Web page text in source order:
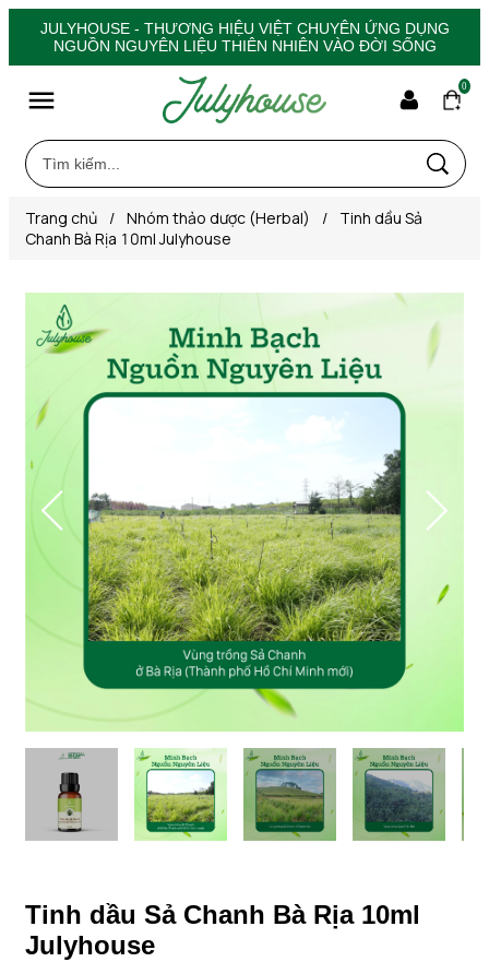
JULYHOUSE - THƯƠNG HIỆU VIỆT CHUYÊN ỨNG DỤNG
NGUỒN NGUYÊN LIỆU THIÊN NHIÊN VÀO ĐỜI SỐNG
0
Trang chủ / Nhóm thảo dược (Herbal) /
Tinh dầu Sả
Chanh Bà Rịa 10ml Julyhouse
Tinh dầu Sả Chanh Bà Rịa 10ml
Julyhouse